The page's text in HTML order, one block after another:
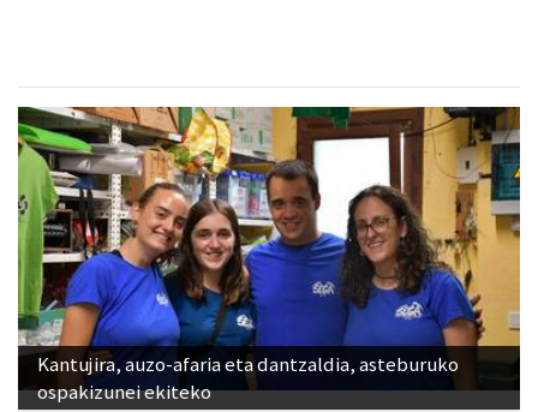
Kantujira, auzo-afaria eta dantzaldia, asteburuko
ospakizunei ekiteko